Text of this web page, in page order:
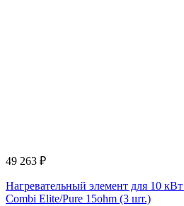
49 263 ₽
Нагревательный элемент для 10 кВт
Combi Elite/Pure 15ohm (3 шт.)